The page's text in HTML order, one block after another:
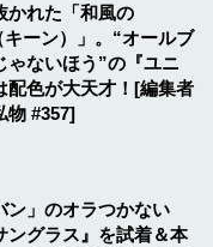
かれた「和風の
キーン）」。“オールブ
ゃないほう”の『ユニ
配色が大天才！[編集者
物 #357]
ン」のオラつかない
ングラス』を試着＆本